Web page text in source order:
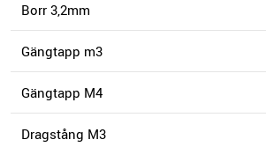
Borr 3,2mm
Gängtapp m3
Gängtapp M4
Dragstång M3